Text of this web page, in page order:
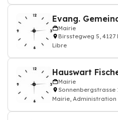
Evang.
Mairie
Birsstegweg 5, 4127
Libre
Hauswart
Mairie
Sonnenbergstrasse
Mairie,